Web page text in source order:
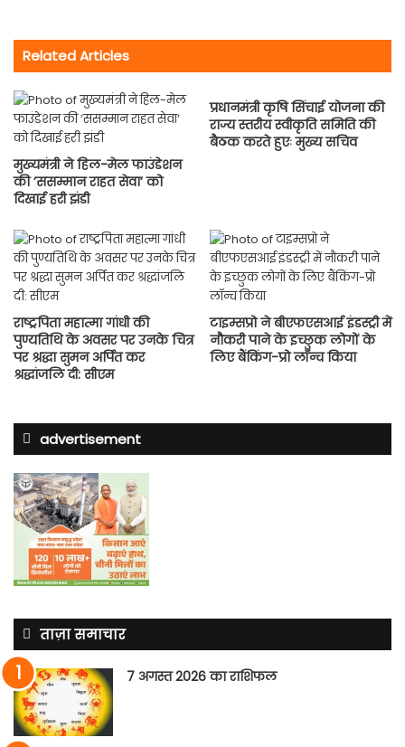
Related Articles
मुख्यमंत्री ने हिल-मेल फाउंडेशन
की ’ससम्मान राहत सेवा’ को
दिखाई हरी झंडी
प्रधानमंत्री कृषि सिंचाई योजना की
राज्य स्तरीय स्वीकृति समिति की
बैठक करते हुएः मुख्य सचिव
राष्ट्रपिता महात्मा गांधी की
पुण्यतिथि के अवसर पर उनके चित्र
पर श्रद्धा सुमन अर्पित कर
श्रद्धांजलि दी: सीएम
टाइम्सप्रो ने बीएफएसआई इंडस्ट्री में
नौकरी पाने के इच्छुक लोगों के
लिए बैंकिंग-प्रो लॉन्च किया
advertisement
ताज़ा समाचार
7 अगस्त 2026 का राशिफल